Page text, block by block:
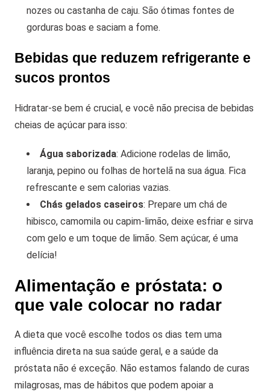
nozes ou castanha de caju. São ótimas fontes de
gorduras boas e saciam a fome.
Bebidas que reduzem refrigerante e
sucos prontos
Hidratar-se bem é crucial, e você não precisa de bebidas
cheias de açúcar para isso:
Água saborizada: Adicione rodelas de limão,
laranja, pepino ou folhas de hortelã na sua água. Fica
refrescante e sem calorias vazias.
Chás gelados caseiros: Prepare um chá de
hibisco, camomila ou capim-limão, deixe esfriar e sirva
com gelo e um toque de limão. Sem açúcar, é uma
delícia!
Alimentação e próstata: o
que vale colocar no radar
A dieta que você escolhe todos os dias tem uma
influência direta na sua saúde geral, e a saúde da
próstata não é exceção. Não estamos falando de curas
milagrosas, mas de hábitos que podem apoiar a